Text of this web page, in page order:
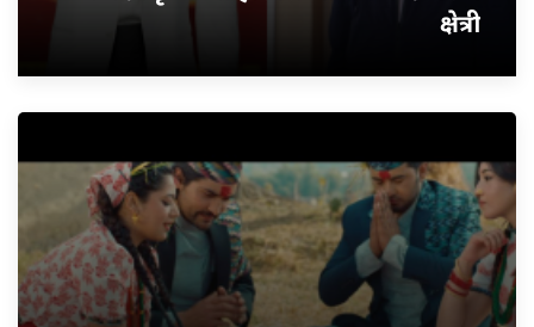
क्षेत्री